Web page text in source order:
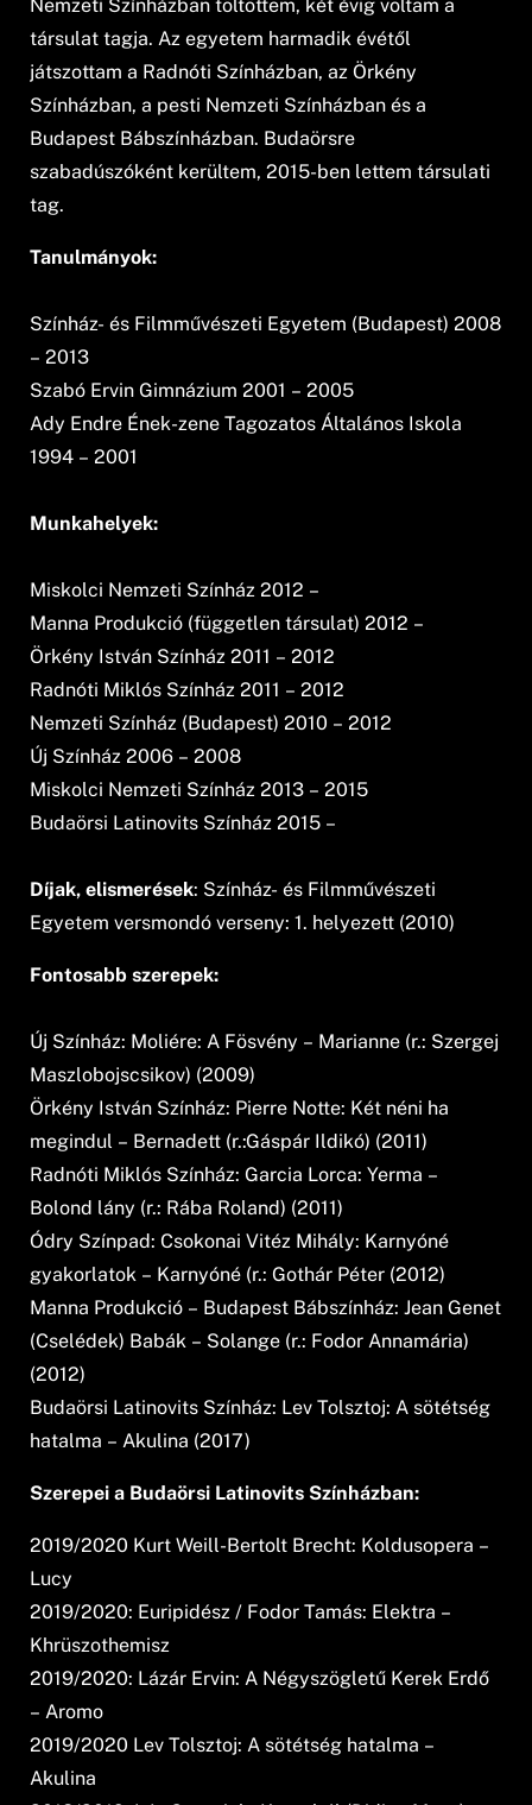
Nemzeti Színházban töltöttem, két évig voltam a
társulat tagja. Az egyetem harmadik évétől
játszottam a Radnóti Színházban, az Örkény
Színházban, a pesti Nemzeti Színházban és a
Budapest Bábszínházban. Budaörsre
szabadúszóként kerültem, 2015-ben lettem társulati
tag.
Tanulmányok:
Színház- és Filmművészeti Egyetem (Budapest) 2008
– 2013
Szabó Ervin Gimnázium 2001 – 2005
Ady Endre Ének-zene Tagozatos Általános Iskola
1994 – 2001
Munkahelyek:
Miskolci Nemzeti Színház 2012 –
Manna Produkció (független társulat) 2012 –
Örkény István Színház 2011 – 2012
Radnóti Miklós Színház 2011 – 2012
Nemzeti Színház (Budapest) 2010 – 2012
Új Színház 2006 – 2008
Miskolci Nemzeti Színház 2013 – 2015
Budaörsi Latinovits Színház 2015 –
Díjak, elismerések: Színház- és Filmművészeti
Egyetem versmondó verseny: 1. helyezett (2010)
Fontosabb szerepek:
Új Színház: Moliére: A Fösvény – Marianne (r.: Szergej
Maszlobojscsikov) (2009)
Örkény István Színház: Pierre Notte: Két néni ha
megindul – Bernadett (r.:Gáspár Ildikó) (2011)
Radnóti Miklós Színház: Garcia Lorca: Yerma –
Bolond lány (r.: Rába Roland) (2011)
Ódry Színpad: Csokonai Vitéz Mihály: Karnyóné
gyakorlatok – Karnyóné (r.: Gothár Péter (2012)
Manna Produkció – Budapest Bábszínház: Jean Genet
(Cselédek) Babák – Solange (r.: Fodor Annamária)
(2012)
Budaörsi Latinovits Színház: Lev Tolsztoj: A sötétség
hatalma – Akulina (2017)
Szerepei a Budaörsi Latinovits Színházban:
2019/2020 Kurt Weill-Bertolt Brecht: Koldusopera –
Lucy
2019/2020: Euripidész / Fodor Tamás: Elektra –
Khrüszothemisz
2019/2020: Lázár Ervin: A Négyszögletű Kerek Erdő
– Aromo
2019/2020 Lev Tolsztoj: A sötétség hatalma –
Akulina